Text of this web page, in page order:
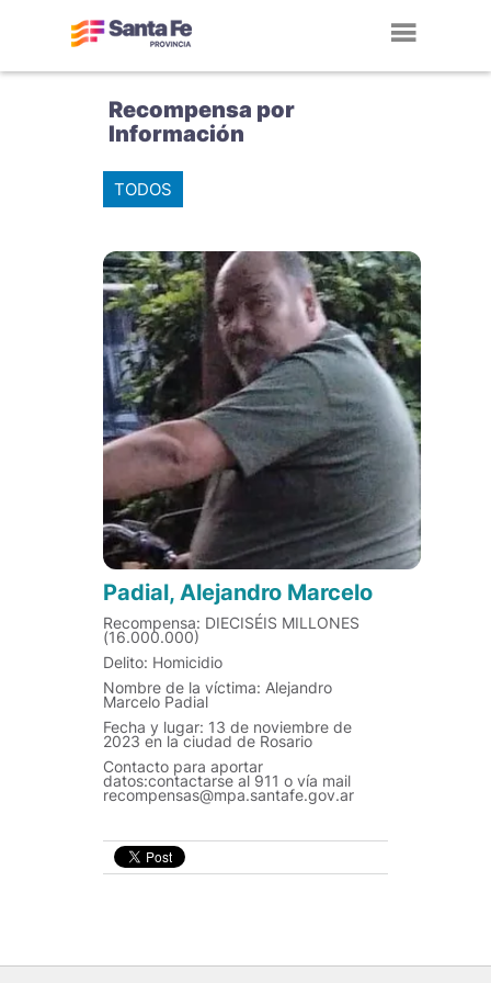
Recompensa por
Información
TODOS
Padial, Alejandro Marcelo
Recompensa: DIECISÉIS MILLONES
(16.000.000)
Delito: Homicidio
Nombre de la víctima: Alejandro
Marcelo Padial
Fecha y lugar: 13 de noviembre de
2023 en la ciudad de Rosario
Contacto para aportar
datos:contactarse al 911 o vía mail
recompensas@mpa.santafe.gov.ar